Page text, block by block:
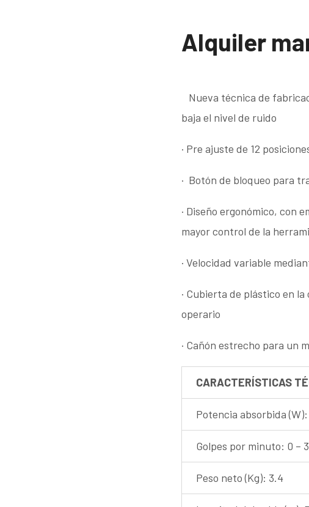
Alquiler
Nueva técnica de
baja el nivel de ruido
· Pre ajuste de 12
· Botón de bloqueo para
· Diseño ergonómico, con
mayor control de la
· Velocidad variable
· Cubierta de plástico en
operario
· Cañón estrecho para un
CARACTERÍSTICAS
Potencia absorbida
Golpes por minuto: 0 –
Peso neto (Kg): 3.4